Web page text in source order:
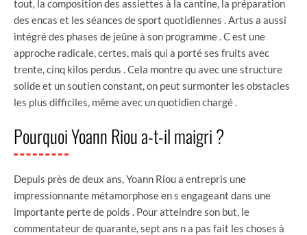
tout, la composition des assiettes à la cantine, la préparation
des encas et les séances de sport quotidiennes . Artus a aussi
intégré des phases de jeûne à son programme . C est une
approche radicale, certes, mais qui a porté ses fruits avec
trente, cinq kilos perdus . Cela montre qu avec une structure
solide et un soutien constant, on peut surmonter les obstacles
les plus difficiles, même avec un quotidien chargé .
Pourquoi Yoann Riou a-t-il maigri ?
Depuis près de deux ans, Yoann Riou a entrepris une
impressionnante métamorphose en s engageant dans une
importante perte de poids . Pour atteindre son but, le
commentateur de quarante, sept ans n a pas fait les choses à